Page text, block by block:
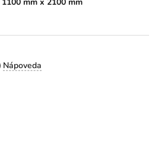
1100 mm x 2100 mm